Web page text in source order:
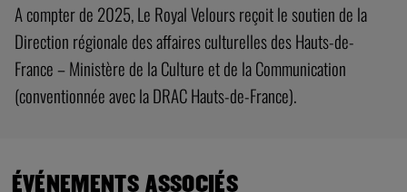
A compter de 2025, Le Royal Velours reçoit le soutien de la
Direction régionale des affaires culturelles des Hauts-de-
France – Ministère de la Culture et de la Communication
(conventionnée avec la DRAC Hauts-de-France).
ÉVÉNEMENTS ASSOCIÉS